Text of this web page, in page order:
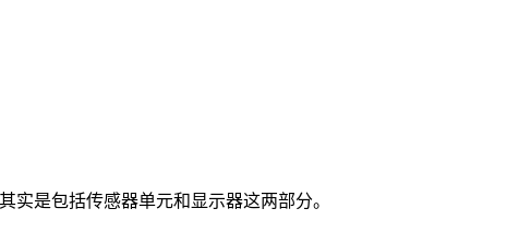
是包括传感器单元和显示器这两部分。